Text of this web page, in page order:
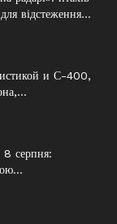
відстеження...
и С-400,
8 серпня: